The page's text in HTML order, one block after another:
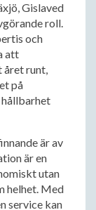
Gislaved
roll.
och
att
året runt,
på
är av
är en
utan
helhet. Med
service kan